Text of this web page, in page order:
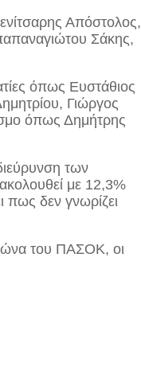
Απόστολος,
Σάκης,
όπως Ευστάθιος
Γιώργος
όπως Δημήτρης
των
με 12,3%
πως δεν γνωρίζει
του ΠΑΣΟΚ, οι